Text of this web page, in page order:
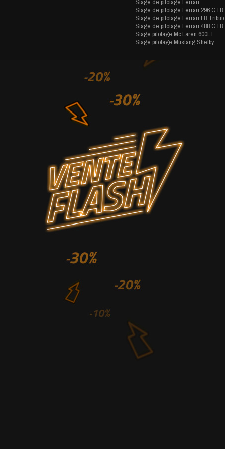
Stage de pilotage Ferrari 296 GTB
Stage de pilotage Ferrari F8
Stage de pilotage Ferrari 488 GTB
Stage pilotage Mc Laren 600LT
Stage pilotage Mustang Shelby